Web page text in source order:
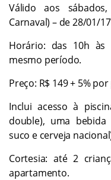
Válido aos
Carnaval) – de 28/01/
Horário: das 10h
mesmo período.
Preço: R$ 149 + 5%
Inclui acesso à
double), uma
suco e cerveja
Cortesia: até 2
apartamento.